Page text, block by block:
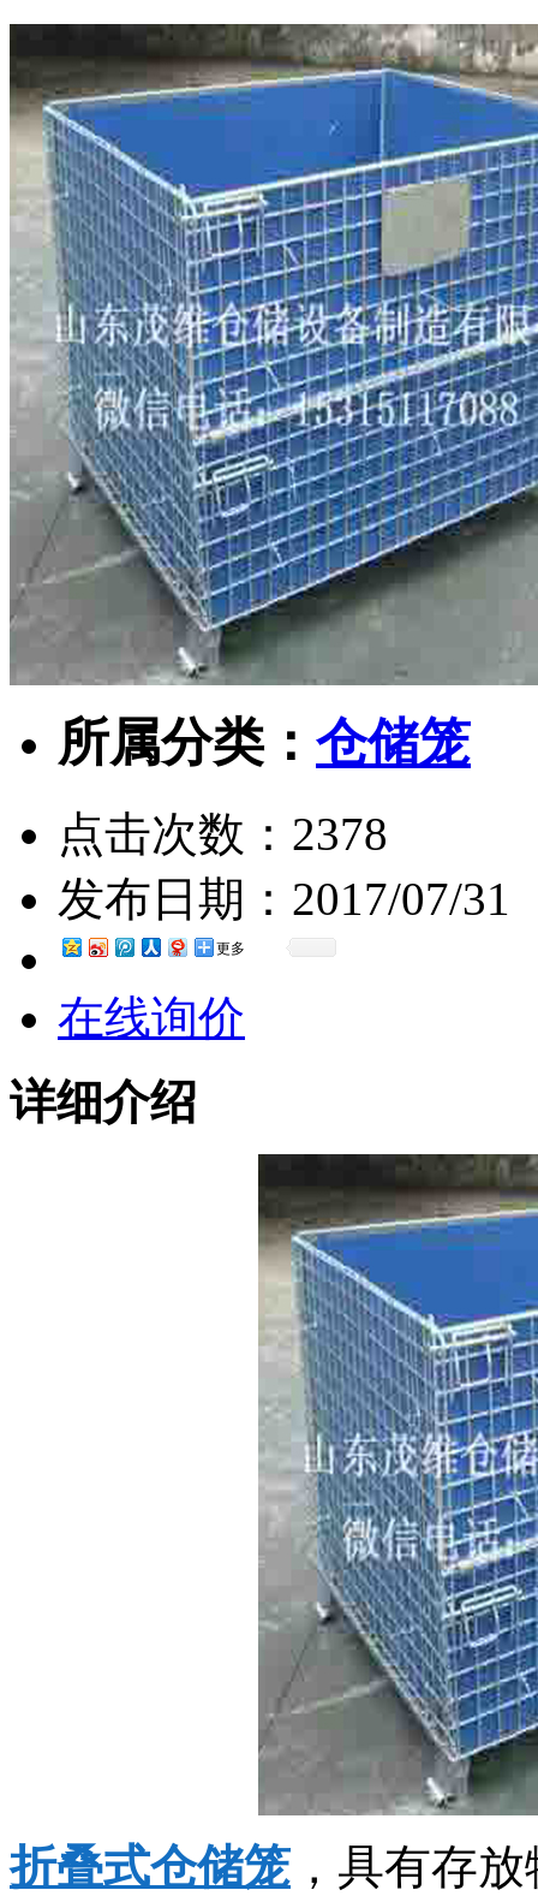
所属分类： 仓储笼
点击次数： 2378
发布日期： 2017/07/31
更多
在线询价
详细介绍
折叠式仓储笼 ，具有存